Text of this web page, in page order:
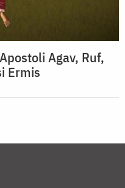
Agav, Ruf,
Ermis